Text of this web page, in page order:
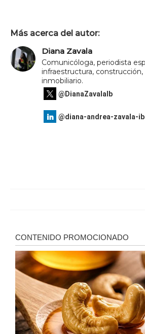
Más acerca del autor:
Diana Zavala
Comunicóloga, periodista
infraestructura,
inmobiliario.
@DianaZavalaIb
@diana-andrea-zavala-